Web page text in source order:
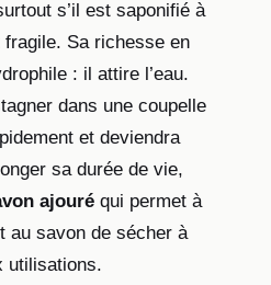
s’il est saponifié à
Sa richesse en
: il attire l’eau.
dans une coupelle
et deviendra
sa durée de vie,
ajouré qui permet à
au savon de sécher à
utilisations.